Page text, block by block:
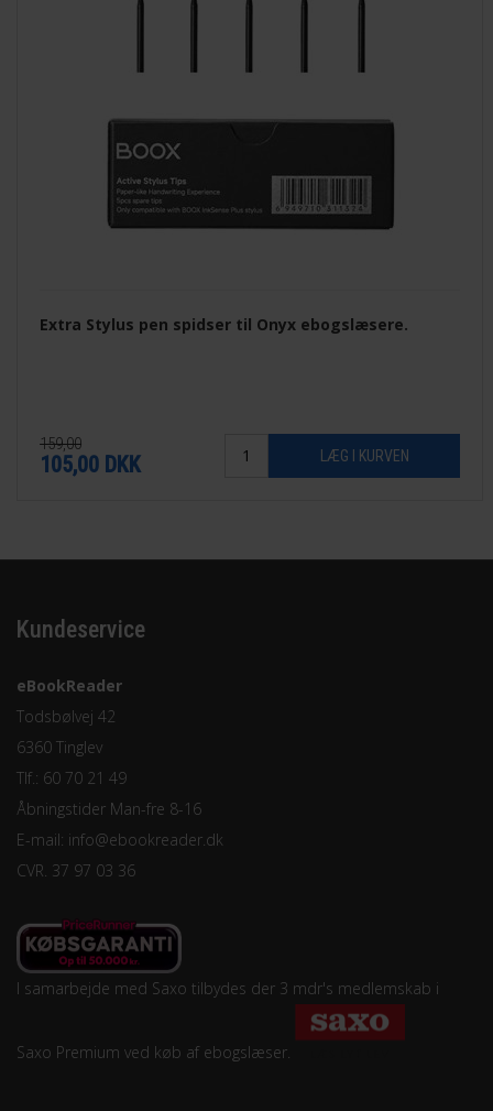
Extra Stylus pen spidser til Onyx ebogslæsere.
159,00
105,00 DKK
Kundeservice
eBookReader
Todsbølvej 42
6360 Tinglev
Tlf.: 60 70 21 49
Åbningstider Man-fre 8-16
E-mail: info@ebookreader.dk
CVR. 37 97 03 36
I samarbejde med Saxo tilbydes der 3 mdr's medlemskab i
Saxo Premium ved køb af ebogslæser.